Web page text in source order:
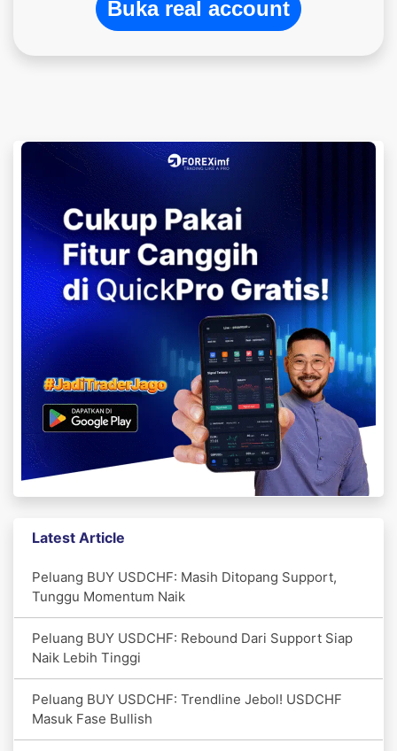
Buka real account
Latest Article
Peluang BUY USDCHF: Masih Ditopang Support,
Tunggu Momentum Naik
Peluang BUY USDCHF: Rebound Dari Support Siap
Naik Lebih Tinggi
Peluang BUY USDCHF: Trendline Jebol! USDCHF
Masuk Fase Bullish